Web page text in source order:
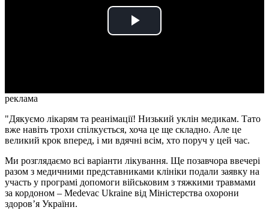
Play
реклама
"Дякуємо лікарям та реанімації! Низький уклін медикам. Тато
вже навіть трохи спілкується, хоча це ще складно. Але це
великий крок вперед, і ми вдячні всім, хто поруч у цей час.
Ми розглядаємо всі варіанти лікування. Ще позавчора ввечері
разом з медичними представниками клініки подали заявку на
участь у програмі допомоги військовим з тяжкими травмами
за кордоном – Medevac Ukraine від Міністерства охорони
здоров’я України.